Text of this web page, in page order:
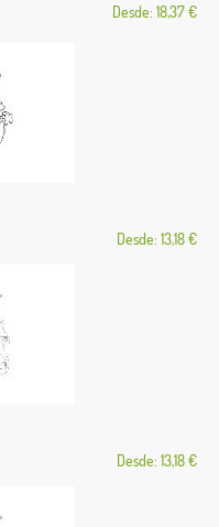
Desde: 18,37 €
Desde: 13,18 €
Desde: 13,18 €